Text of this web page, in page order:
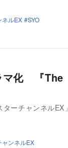
ネルEX
SYO
マ化 『The
ーチャンネルEX」
ャンネルEX